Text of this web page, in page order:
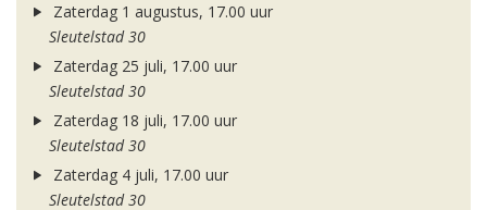
Zaterdag 1 augustus, 17.00 uur
Sleutelstad 30
Zaterdag 25 juli, 17.00 uur
Sleutelstad 30
Zaterdag 18 juli, 17.00 uur
Sleutelstad 30
Zaterdag 4 juli, 17.00 uur
Sleutelstad 30